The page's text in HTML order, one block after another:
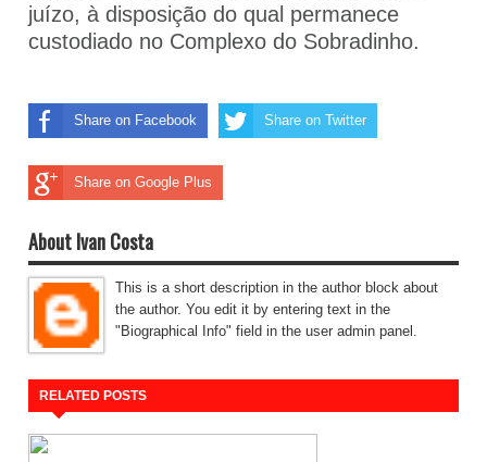
juízo, à disposição do qual permanece
custodiado no Complexo do Sobradinho.
Share on Facebook Share on Twitter
Share on Google Plus
About Ivan Costa
This is a short description in the author block about
the author. You edit it by entering text in the
"Biographical Info" field in the user admin panel.
RELATED POSTS